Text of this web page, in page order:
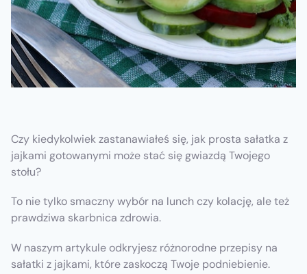
Czy kiedykolwiek zastanawiałeś się, jak prosta sałatka z
jajkami gotowanymi może stać się gwiazdą Twojego
stołu?
To nie tylko smaczny wybór na lunch czy kolację, ale też
prawdziwa skarbnica zdrowia.
W naszym artykule odkryjesz różnorodne przepisy na
sałatki z jajkami, które zaskoczą Twoje podniebienie.